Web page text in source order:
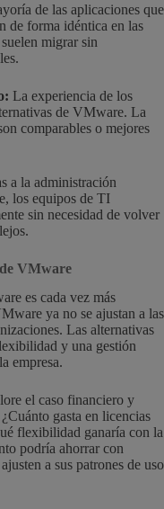
de las aplicaciones que
de forma idéntica en las
migrar sin
La experiencia de los
de VMware. La
comparables o mejores
a la administración
los equipos de TI
sin necesidad de volver
VMware
es cada vez más
ya no se ajustan a las
Las alternativas
y una gestión
empresa.
el caso financiero y
gasta en licencias
flexibilidad ganaría con la
podría ahorrar con
a sus patrones de uso